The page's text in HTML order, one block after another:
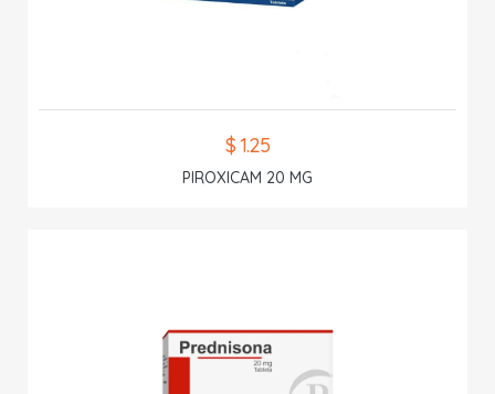
$ 1.25
PIROXICAM 20 MG